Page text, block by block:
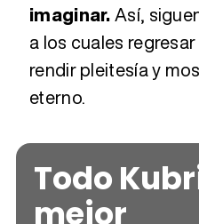
imaginar.Así,
a los cuales
rendir pleitesía y
eterno.
Todo
mejor